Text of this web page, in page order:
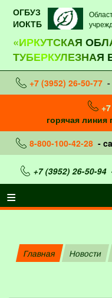
ОГБУЗ
ИОКТБ
«ИРКУТСКАЯ
ТУБЕРКУЛЕЗНАЯ
+7 (3952) 26-50-77
горячая линия
8-800-100-42-28 -
+7 (3952) 26-50-94-
Главная Новости